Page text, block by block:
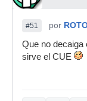
#51 por
Que no decaiga
sirve el CUE